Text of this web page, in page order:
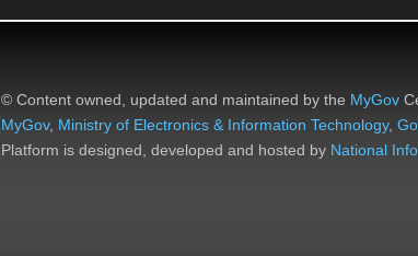
© Content owned, updated and maintained by the MyGov
MyGov, Ministry of Electronics & Information Technology,
Platform is designed, developed and hosted by National